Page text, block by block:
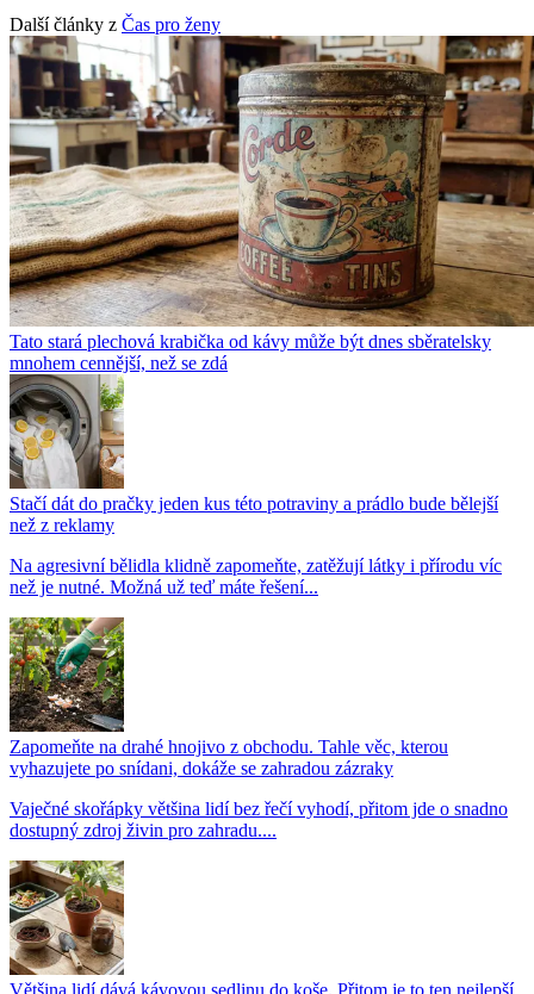
Další články z Čas pro ženy
Tato stará plechová krabička od kávy může být dnes sběratelsky
mnohem cennější, než se zdá
Stačí dát do pračky jeden kus této potraviny a prádlo bude bělejší
než z reklamy
Na agresivní bělidla klidně zapomeňte, zatěžují látky i přírodu víc
než je nutné. Možná už teď máte řešení...
Zapomeňte na drahé hnojivo z obchodu. Tahle věc, kterou
vyhazujete po snídani, dokáže se zahradou zázraky
Vaječné skořápky většina lidí bez řečí vyhodí, přitom jde o snadno
dostupný zdroj živin pro zahradu....